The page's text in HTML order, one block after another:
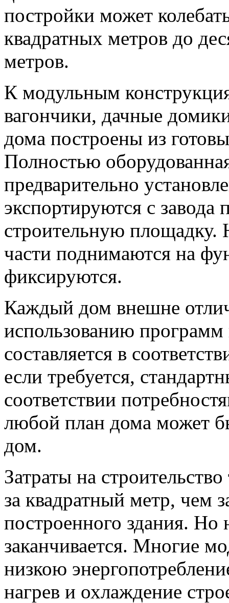
постройки может
квадратных метров до
метров.
К модульным
вагончики, дачные
дома построены из
Полностью
предварительно
экспортируются с завода
строительную площадку.
части поднимаются на
фиксируются.
Каждый дом внешне
использованию
составляется в
если требуется,
соответствии
любой план дома может
дом.
Затраты на
за квадратный метр, чем
построенного здания. Но
заканчивается. Многие
низкою
нагрев и охлаждение